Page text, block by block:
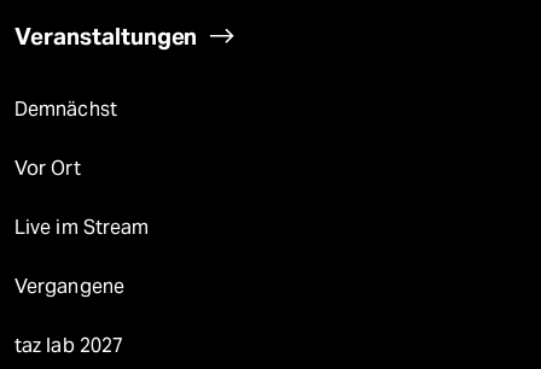
Veranstaltungen
Demnächst
Vor Ort
Live im Stream
Vergangene
taz lab 2027